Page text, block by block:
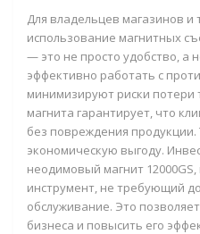
Для владельцев магазинов и
использование магнитных
— это не просто удобство, а
эффективно работать с
минимизируют риски
магнита гарантирует, что
без повреждения продукции.
экономическую выгоду.
неодимовый магнит
инструмент, не требующий
обслуживание. Это
бизнеса и повысить его